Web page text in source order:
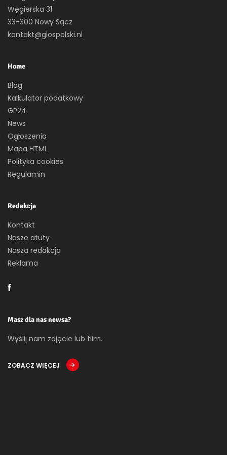
Węgierska 31
33-300 Nowy Sącz
kontakt@glospolski.nl
Home
Blog
Kalkulator podatkowy
GP24
News
Ogłoszenia
Mapa HTML
Polityka cookies
Regulamin
Redakcja
Kontakt
Nasze atuty
Nasza redakcja
Reklama
Masz dla nas newsa?
Wyślij nam zdjęcie lub film.
ZOBACZ WIĘCEJ